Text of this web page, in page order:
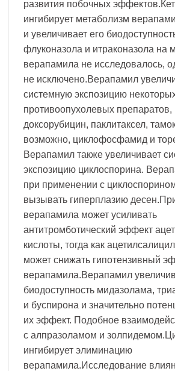
развития побочных
ингибирует метаболизм
и увеличивает его
флуконазола и итраконазола на
верапамила не исследовалось,
не исключено.Верапамил
системную экспозицию
противоопухолевых
доксорубицин, паклитаксел,
возможно, циклофосфамид и
Верапамил также увеличивает
экспозицию циклоспорина.
при применении с
вызывать гиперплазию
верапамила может усиливать
антитромботический эффект
кислоты, тогда как
может снижать гипотензивный
верапамила.Верапамил
биодоступность мидазолама,
и буспирона и значительно
их эффект. Подобное
с алпразоламом и
ингибирует элиминацию
верапамила.Исследование